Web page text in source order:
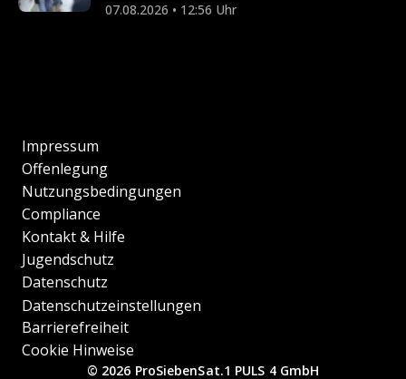
07.08.2026 • 12:56 Uhr
Impressum
Offenlegung
Nutzungsbedingungen
Compliance
Kontakt & Hilfe
Jugendschutz
Datenschutz
Datenschutzeinstellungen
Barrierefreiheit
Cookie Hinweise
© 2026 ProSiebenSat.1 PULS 4 GmbH